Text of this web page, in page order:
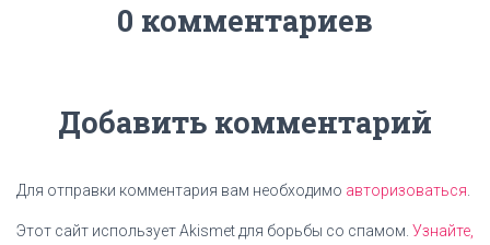
0 комментариев
Добавить комментарий
Для отправки комментария вам необходимо авторизоваться
Этот сайт использует Akismet для борьбы со спамом. Узнайте,